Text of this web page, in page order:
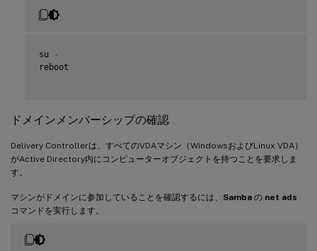
su
-
reboot
ドメインメンバーシップの確認
Delivery Controllerは、すべてのVDAマシン（WindowsおよびLinux VDA）
がActive Directory内にコンピューターオブジェクトを持つことを要求しま
す。
マシンがドメインに参加していることを確認するには、 Samba の net ads
コマンドを実行します。